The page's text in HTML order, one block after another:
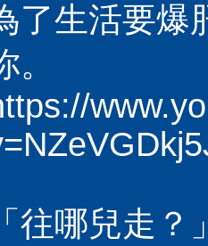
了生活要爆
。
「往哪兒走？